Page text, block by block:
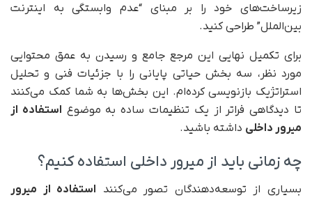
زیرساخت‌های خود را بر مبنای “عدم وابستگی به اینترنت
بین‌الملل” طراحی کنید.
برای تکمیل نهایی این مرجع جامع و رسیدن به عمق محتوایی
مورد نظر، سه بخش حیاتی پایانی را با جزئیات فنی و تحلیل
استراتژیک بازنویسی کرده‌ام. این بخش‌ها به شما کمک می‌کنند
تا دیدگاهی فراتر از یک تنظیمات ساده به موضوع استفاده از
میرور داخلی داشته باشید.
چه زمانی باید از میرور داخلی استفاده کنیم؟
بسیاری از توسعه‌دهندگان تصور می‌کنند استفاده از میرور